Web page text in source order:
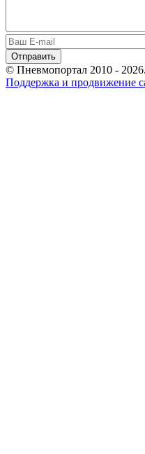
© Пневмопортал 2010 -
Поддержка и продвижение